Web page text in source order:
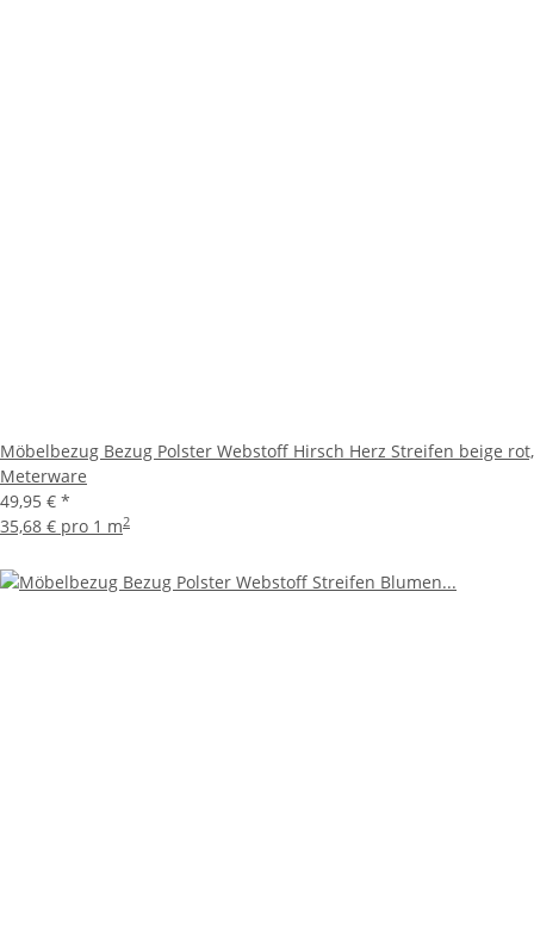
Möbelbezug Bezug Polster Webstoff Hirsch Herz Streifen beige rot,
Meterware
49,95 € *
35,68 € pro 1 m2